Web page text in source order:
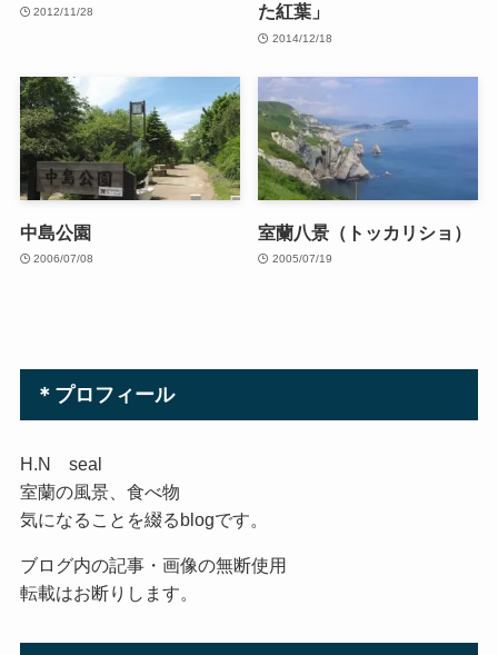
2012/11/28
た紅葉」
2014/12/18
中島公園
2006/07/08
室蘭八景（トッカリショ）
2005/07/19
＊プロフィール
H.N seal
室蘭の風景、食べ物
気になることを綴るblogです。
ブログ内の記事・画像の無断使用
転載はお断りします。